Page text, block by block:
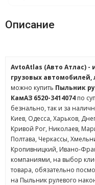
Описание
AvtoAtlas (Авто Атлас) -
грузовых автомобилей,
можно купить Пыльник
КамАЗ 6520-3414074 по
безнально, так и за
Киев, Одесса, Харьков,
Кривой Рог, Николаев,
Полтава, Черкассы,
Кропивницкий, Ивано-
компаниями, на выбор
товара, обязательно
на Пыльник рулевого